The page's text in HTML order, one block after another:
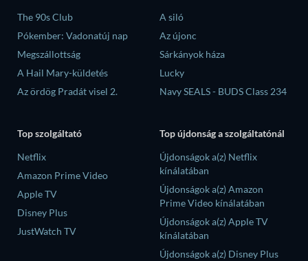
The 90s Club
Pókember: Vadonatúj nap
Megszállottság
A Hail Mary-küldetés
Az ördög Pradát visel 2.
A siló
Az újonc
Sárkányok háza
Lucky
Navy SEALS - BUDS Class 234
Top szolgáltató
Netflix
Amazon Prime Video
Apple TV
Disney Plus
JustWatch TV
Top újdonság a szolgáltatónál
Újdonságok a(z) Netflix
kínálatában
Újdonságok a(z) Amazon
Prime Video kínálatában
Újdonságok a(z) Apple TV
kínálatában
Újdonságok a(z) Disney Plus